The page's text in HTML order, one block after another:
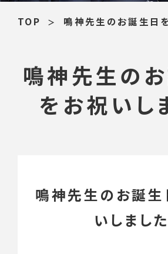
TOP 鳴神先生のお誕生日
鳴神先生の
をお祝いし
鳴神先生のお誕生
いしました